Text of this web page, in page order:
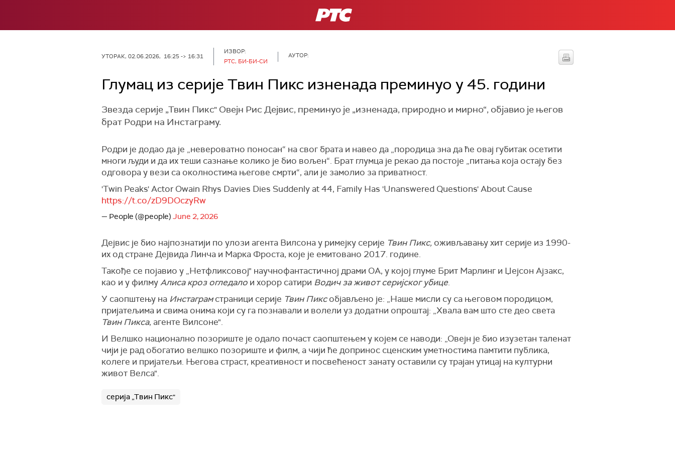
РТС
УТОРАК, 02.06.2026, 16:25 -> 16:31
ИЗВОР:
РТС, БИ-БИ-СИ
АУТОР:
Глумац из серије Твин Пикс изненада преминуо у 45. години
Звезда серије „Твин Пикс" Овејн Рис Дејвис, преминуо је „изненада, природно и мирно“, објавио је његов
брат Родри на Инстаграму.
Родри је додао да је „невероватно поносан“ на свог брата и навео да „породица зна да ће овај губитак осетити
многи људи и да их теши сазнање колико је био вољен“. Брат глумца је рекао да постоје „питања која остају без
одговора у вези са околностима његове смрти“, али је замолио за приватност.
'Twin Peaks' Actor Owain Rhys Davies Dies Suddenly at 44, Family Has 'Unanswered Questions' About Cause
https://t.co/zD9DOczyRw
— People (@people) June 2, 2026
Дејвис је био најпознатији по улози агента Вилсона у римејку серије Твин Пикс, оживљавању хит серије из 1990-
их од стране Дејвида Линча и Марка Фроста, које је емитовано 2017. године.
Такође се појавио у „Нетфликсовој" научнофантастичној драми ОА, у којој глуме Брит Марлинг и Џејсон Ајзакс,
као и у филмуАлиса кроз огледало и хорор сатири Водич за живот серијског убице.
У саопштењу на Инстаграмстраници серије Твин Пиксобјављено је: „Наше мисли су са његовом породицом,
пријатељима и свима онима који су га познавали и волели уз додатни опроштај: „Хвала вам што сте део света
Твин Пикса, агенте Вилсоне".
И Велшко национално позориште је одало почаст саопштењем у којем се наводи: „Овејн је био изузетан таленат
чији је рад обогатио велшко позориште и филм, а чији ће допринос сценским уметностима памтити публика,
колеге и пријатељи. Његова страст, креативност и посвећеност занату оставили су трајан утицај на културни
живот Велса".
серија „Твин Пикс"